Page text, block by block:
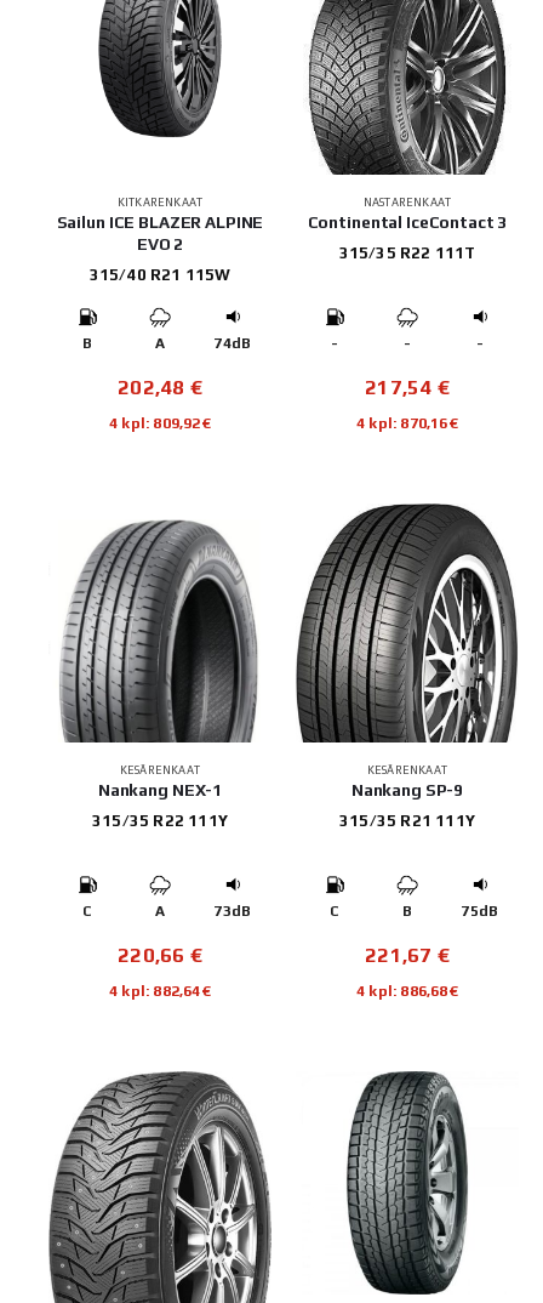
KITKARENKAAT
Sailun ICE BLAZER ALPINE
EVO 2
315/40 R21 115W
B A 74dB
202,48 €
4 kpl: 809,92€
NASTARENKAAT
Continental IceContact 3
315/35 R22 111T
- - -
217,54 €
4 kpl: 870,16€
KESÄRENKAAT
Nankang NEX-1
315/35 R22 111Y
C A 73dB
220,66 €
4 kpl: 882,64€
KESÄRENKAAT
Nankang SP-9
315/35 R21 111Y
C B 75dB
221,67 €
4 kpl: 886,68€